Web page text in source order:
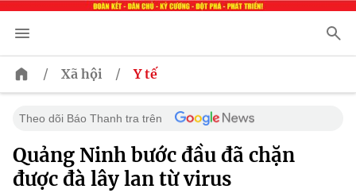
/ Xã hội / Y tế
Theo dõi Báo Thanh tra trên
Quảng Ninh bước đầu đã chặn
được đà lây lan từ virus ​